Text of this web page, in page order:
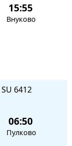
15:55
Внуково
SU 6412
06:50
Пулково